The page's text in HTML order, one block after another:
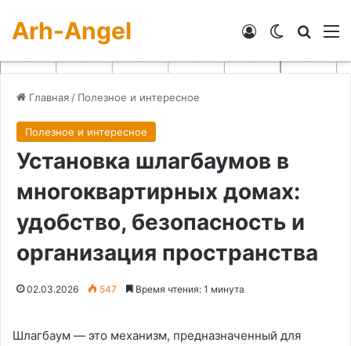
Arh-Angel Switch skin
Войти
Главная / Полезное и интересное
Полезное и интересное
Установка шлагбаумов в
многоквартирных домах:
удобство, безопасность и
организация пространства
02.03.2026 547 Время чтения: 1 минута
Шлагбаум — это механизм, предназначенный для